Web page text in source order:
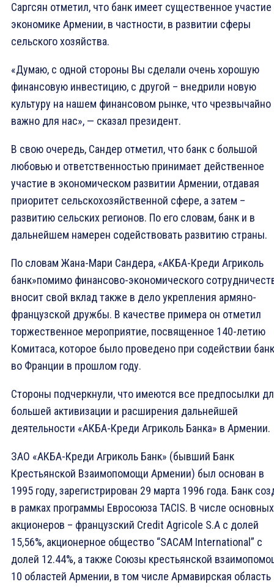
Саргсян отметил, что банк имеет существенное участие
экономике Армении, в частности, в развитии сферы
сельского хозяйства.
«Думаю, с одной стороны Вы сделали очень хорошую
финансовую инвестицию, с другой – внедрили новую
культуру на нашем финансовом рынке, что чрезвычайно
важно для нас», — сказал президент.
В свою очередь, Сандер отметил, что банк с большой
любовью и ответственностью принимает действенное
участие в экономическом развитии Армении, отдавая
приоритет сельскохозяйственной сфере, а затем –
развитию сельских регионов. По его словам, банк и в
дальнейшем намерен содействовать развитию страны.
По словам Жана-Мари Сандера, «АКБА-Креди Агриколь
банк»помимо финансово-экономического
вносит свой вклад также в дело укрепления армяно-
французской дружбы. В качестве примера он отметил
торжественное мероприятие, посвященное 140-летию
Комитаса, которое было проведено при содействии
во Франции в прошлом году.
Стороны подчеркнули, что имеются все предпосылки
большей активизации и расширения дальнейшей
деятельности «АКБА-Креди Агриколь Банка» в Армении.
ЗАО «АКБА-Креди Агриколь Банк» (бывший Банк
Крестьянской Взаимопомощи Армении) был основан в
1995 году, зарегистрирован 29 марта 1996 года. Банк
в рамках программы Евросоюза TACIS. В числе основных
акционеров – французский Credit Agricole S.A с долей
15,56%, акционерное общество “SACAM International” c
долей 12.44%, а также Союзы крестьянской
10 областей Армении, в том числе Армавирская область